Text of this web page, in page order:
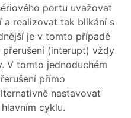
portu uvažovat
a realizovat tak blikání s
je v tomto případě
(interupt) vždy
V tomto jednoduchém
přímo
nastavovat
cyklu.